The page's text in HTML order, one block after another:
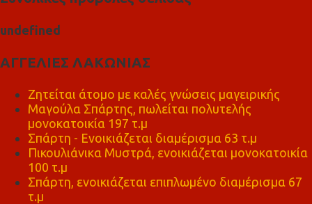
undefned
ΑΓΓΕΛΙΕΣ ΛΑΚΩΝΙΑΣ
Ζητείται άτομο με καλές γνώσεις μαγειρικής
Μαγούλα Σπάρτης, πωλείται πολυτελής
μονοκατοικία 197 τ.μ
Σπάρτη - Ενοικιάζεται διαμέρισμα 63 τ.μ
Πικουλιάνικα Μυστρά, ενοικιάζεται μονοκατοικία
100 τ.μ
Σπάρτη, ενοικιάζεται επιπλωμένο διαμέρισμα 67
τ.μ